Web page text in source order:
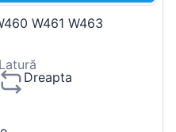
W461 W463
Latură
Dreapta